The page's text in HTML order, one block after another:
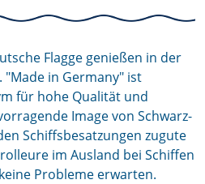
Flagge genießen in der
"Made in Germany" ist
für hohe Qualität und
Image von Schwarz-
Schiffsbesatzungen zugute
im Ausland bei Schiffen
Probleme erwarten.